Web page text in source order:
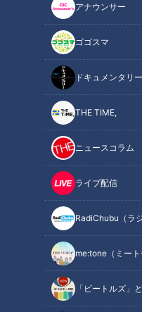
アナウンサー
ゴゴスマ
ドキュメンタリー
THE TIME,
ニュースコラム
ライブ配信
RadiChubu（ラ
me:tone（ミート
「ビートルズ」
この記事を見たあな
救援投手１２球団ナンバーワン
防御率のドラゴンズ清水達也
「今日だけ抑える」精神でレ
ェンドＭＶＰ浅尾拓也を超え